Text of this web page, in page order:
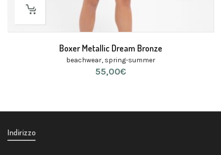
Boxer Metallic Dream Bronze
beachwear, spring-summer
55,00€
Indirizzo